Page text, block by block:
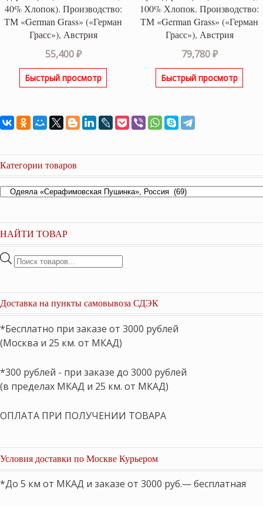
40% Хлопок). Производство:
ТМ «German Grass» («Герман
Грасс»), Австрия
55,400₽
Быстрый просмотр
100% Хлопок. Производство:
ТМ «German Grass» («Герман
Грасс»), Австрия
79,780₽
Быстрый просмотр
Категории товаров
НАЙТИ ТОВАР
Поиск
Доставка на пункты самовывоза СДЭК
*Бесплатно при заказе от 3000 рублей
(Москва и 25 км. от МКАД)
*300 рублей - при заказе до 3000 рублей
(в пределах МКАД и 25 км. от МКАД)
ОПЛАТА ПРИ ПОЛУЧЕНИИ ТОВАРА
Условия доставки по Москве Курьером
*До 5 км от МКАД и заказе от 3000 руб.— бесплатная